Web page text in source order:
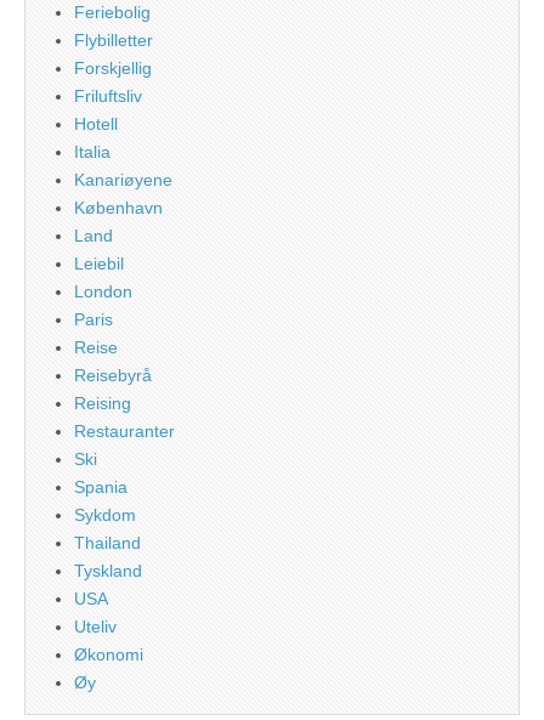
Feriebolig
Flybilletter
Forskjellig
Friluftsliv
Hotell
Italia
Kanariøyene
København
Land
Leiebil
London
Paris
Reise
Reisebyrå
Reising
Restauranter
Ski
Spania
Sykdom
Thailand
Tyskland
USA
Uteliv
Økonomi
Øy